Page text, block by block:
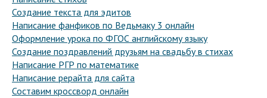
Создание текста для эдитов
Написание фанфиков по Ведьмаку 3 онлайн
Оформление урока по ФГОС английскому языку
Создание поздравлений друзьям на свадьбу в стихах
Написание РГР по математике
Написание рерайта для сайта
Составим кроссворд онлайн